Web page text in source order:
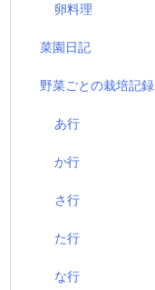
卵料理
菜園日記
野菜ごとの栽培記録
あ行
か行
さ行
た行
な行